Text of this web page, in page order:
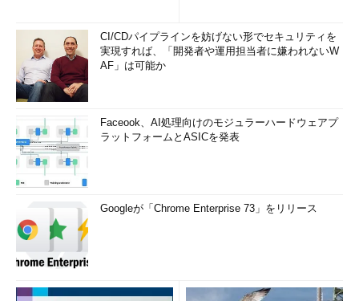
CI/CDパイプラインを妨げない形でセキュリティを
実現すれば、「開発者や運用担当者に嫌われないW
AF」は可能か
Faceook、AI処理向けのモジュラーハードウェアプ
ラットフォームとASICを発表
Googleが「Chrome Enterprise 73」をリリース